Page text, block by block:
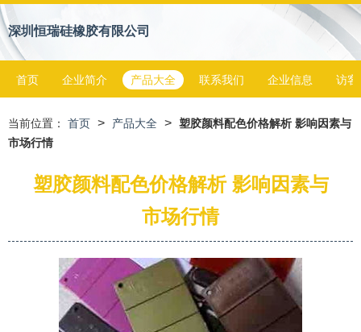
深圳恒瑞硅橡胶有限公司
首页 企业简介 产品大全 联系我们 企业信息 访客
当前位置： 首页 > 产品大全 > 塑胶颜料配色价格解析 影响因素与
市场行情
塑胶颜料配色价格解析 影响因素与
市场行情